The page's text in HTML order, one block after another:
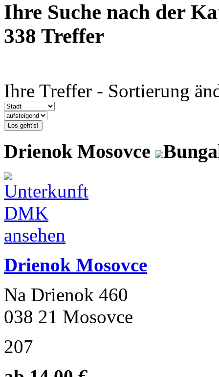
Ihre Suche nach der
338 Treffer
Ihre Treffer - Sortierung
Los geht's!
Drienok Mosovce
Drienok Mosovce
Na Drienok 460
038 21 Mosovce
207